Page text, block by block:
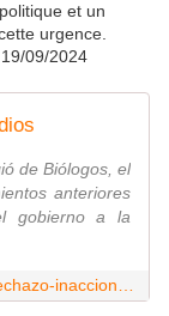
et un
urgence.
09/2024
de Biólogos, el
anteriores
gobierno a la